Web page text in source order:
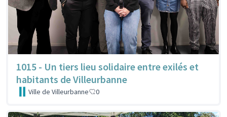
1015 - Un tiers lieu solidaire entre exilés et
habitants de Villeurbanne
Ville de Villeurbanne 0